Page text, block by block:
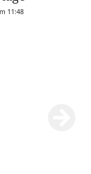
11:48